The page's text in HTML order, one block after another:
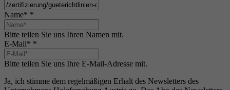
Name* *
Bitte teilen Sie uns Ihren Namen mit.
E-Mail* *
Bitte teilen Sie uns Ihre E-Mail-Adresse mit.
Ja, ich stimme dem regelmäßigen Erhalt des Newsletters des